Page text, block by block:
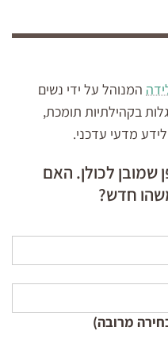
המנוהל על ידי נשים
בקהילתיות תומכת,
מדעי עדכני.
שמובן לכולן. האם
חדש?
מרובה)